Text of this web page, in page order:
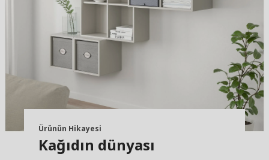
Ürünün Hikayesi
Kağıdın dünyası